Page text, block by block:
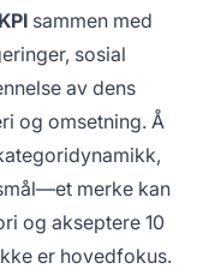
sammen med
sosial
av dens
og omsetning. Å
merke kan
og akseptere 10
er hovedfokus.